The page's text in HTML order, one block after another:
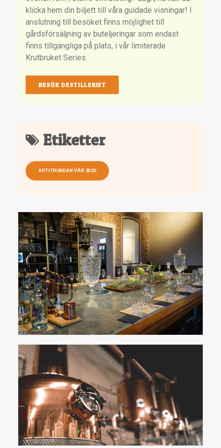
klicka hem din biljett till våra guidade visningar! I
anslutning till besöket finns möjlighet till
gårdsförsäljning av buteljeringar som endast
finns tillgängliga på plats, i vår limiterade
Krutbruket Series.
BESÖK DESTILLERIET
Etiketter
APTITRUNDAN VÅR 2026